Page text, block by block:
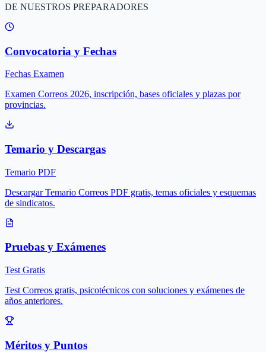
DE NUESTROS PREPARADORES
Convocatoria y Fechas
Fechas Examen
Examen Correos 2026, inscripción, bases oficiales y plazas por
provincias.
Temario y Descargas
Temario PDF
Descargar Temario Correos PDF gratis, temas oficiales y esquemas
de sindicatos.
Pruebas y Exámenes
Test Gratis
Test Correos gratis, psicotécnicos con soluciones y exámenes de
años anteriores.
Méritos y Puntos